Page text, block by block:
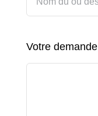
Votre demande